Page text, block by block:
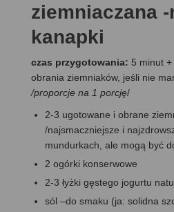
ziemniaczana
kanapki
czas przygotowania: 5 minut
obrania ziemniaków, jeśli nie
/proporcje na 1 porcję/
2-3 ugotowane i obrane
/najsmaczniejsze i
mundurkach, ale mogą być
2 ogórki konserwowe
2-3 łyżki gęstego jogurtu
sól –do smaku (ja: solidna